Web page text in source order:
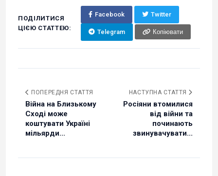
ПОДІЛИТИСЯ
ЦІЄЮ СТАТТЕЮ:
Facebook Twitter
Telegram Копіювати
ПОПЕРЕДНЯ СТАТТЯ
Війна на Близькому
Сході може
коштувати Україні
мільярди...
НАСТУПНА СТАТТЯ
Росіяни втомилися
від війни та
починають
звинувачувати...